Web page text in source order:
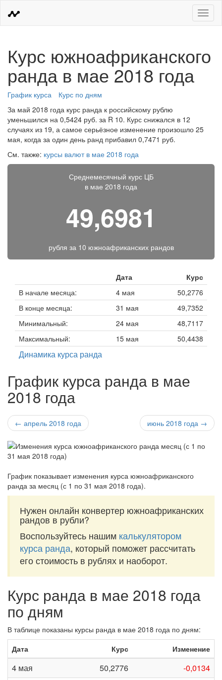
Меню
Курс южноафриканского
ранда в мае 2018 года
График курса
Курс по дням
За май 2018 года курс ранда к российскому рублю
уменьшился на 0,5424 руб. за R 10. Курс снижался в 12
случаях из 19, а самое серьёзное изменение произошло 25
мая, когда за один день ранд прибавил 0,7471 руб.
См. также: курсы валют в мае 2018 года
Среднемесячный курс ЦБ
в мае 2018 года
49,6981
рубля за 10 южноафриканских рандов
Дата
Курс
В начале месяца:
4 мая
50,2776
В конце месяца:
31 мая
49,7352
Минимальный:
24 мая
48,7117
Максимальный:
15 мая 50,4438
Динамика курса ранда
График курса ранда в мае
2018 года
← апрель 2018 года июнь 2018 года →
График показывает изменения курса южноафриканского
ранда за месяц (с 1 по 31 мая 2018 года).
Нужен онлайн конвертер южноафриканских
рандов в рубли?
Воспользуйтесь нашим калькулятором
курса ранда, который поможет рассчитать
его стоимость в рублях и наоборот.
Курс ранда в мае 2018 года
по дням
В таблице показаны курсы ранда в мае 2018 года по дням:
Дата
Курс Изменение
4 мая 50,2776
-0,0134